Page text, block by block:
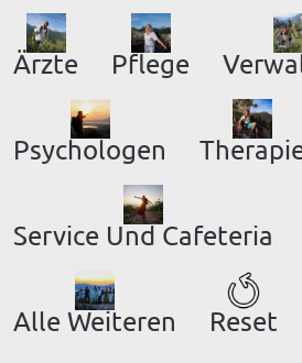
Ärzte Pflege
Psychologen
Service Und Cafeteria
Alle Weiteren Reset